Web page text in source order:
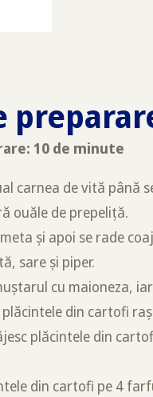
10 de minute
carnea de vită
ouăle de prepeliță.
și apoi se rade
sare și piper.
cu maioneza,
plăcintele din cartofi
plăcintele din
din cartofi pe 4